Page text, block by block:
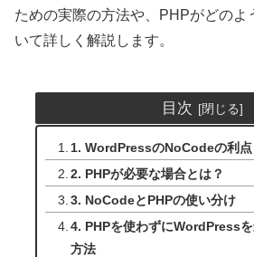
ための実際の方法や、PHPがどのよ
いて詳しく解説します。
目次
1. WordPressのNoCodeの利点
2. PHPが必要な場合とは？
3. NoCodeとPHPの使い分け
4. PHPを使わずにWordPress
方法